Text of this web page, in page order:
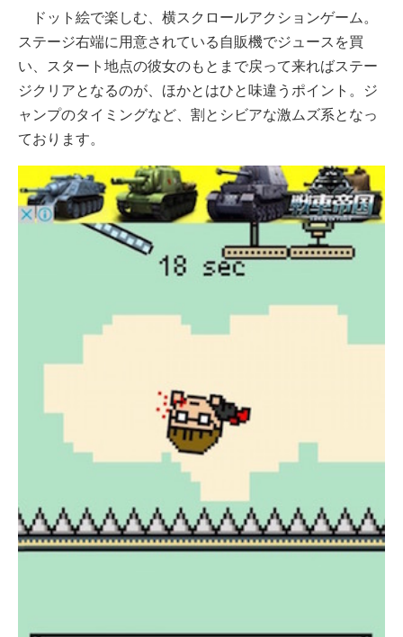
ドット絵で楽しむ、横スクロールアクションゲーム。
ステージ右端に用意されている自販機でジュースを買
い、スタート地点の彼女のもとまで戻って来ればステー
ジクリアとなるのが、ほかとはひと味違うポイント。ジ
ャンプのタイミングなど、割とシビアな激ムズ系となっ
ております。